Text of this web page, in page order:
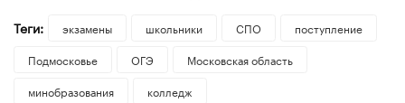
Теги:
экзамены школьники СПО
поступление
Подмосковье
ОГЭ
Московская область
минобразования
колледж